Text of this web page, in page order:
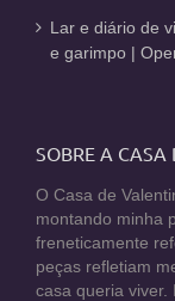
Lar e diário de
e garimpo |
SOBRE A CASA
O Casa de
montando minha
freneticamente
peças refletiam
casa queria viver.